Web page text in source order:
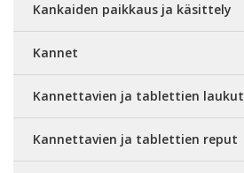
Kankaiden paikkaus ja käsittely
Kannet
Kannettavien ja tablettien laukut
Kannettavien ja tablettien reput